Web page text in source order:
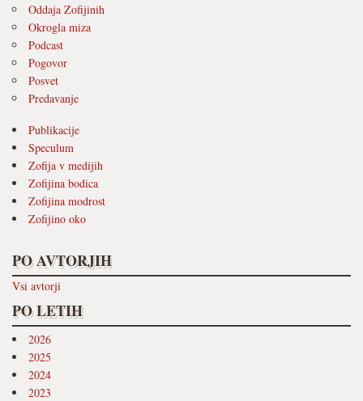
Oddaja Zofijinih
Okrogla miza
Podcast
Pogovor
Posvet
Predavanje
Publikacije
Speculum
Zofija v medijih
Zofijina bodica
Zofijina modrost
Zofijino oko
PO AVTORJIH
Vsi avtorji
PO LETIH
2026
2025
2024
2023